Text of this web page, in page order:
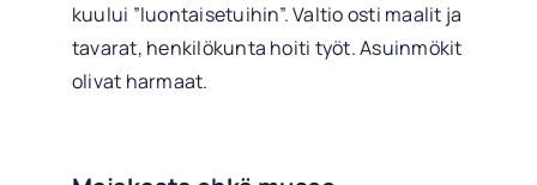
kuului ”luontaisetuihin”. Valtio osti maalit ja
tavarat, henkilökunta hoiti työt. Asuinmökit
olivat harmaat.